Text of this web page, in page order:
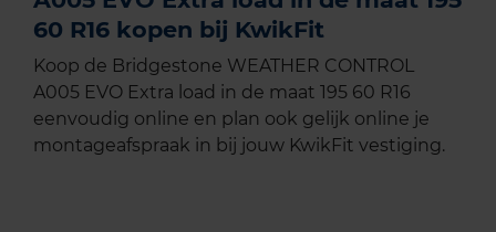
60 R16 kopen bij KwikFit
Koop de Bridgestone WEATHER CONTROL
A005 EVO Extra load in de maat 195 60 R16
eenvoudig online en plan ook gelijk online je
montageafspraak in bij jouw KwikFit vestiging.